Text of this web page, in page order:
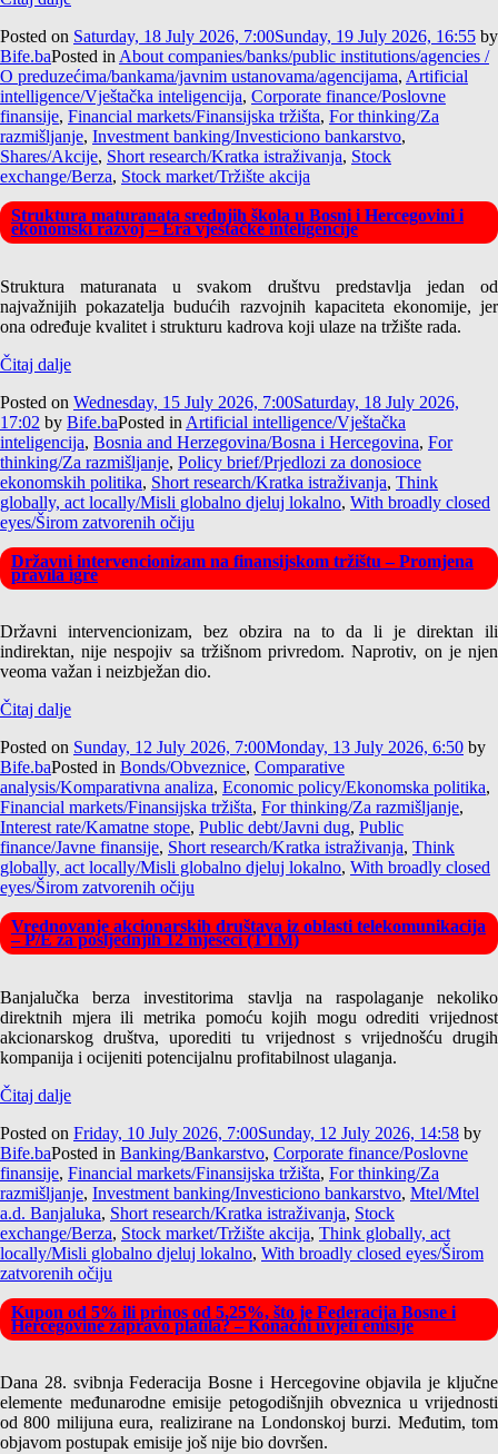
Posted on Saturday, 18 July 2026, 7:00Sunday, 19 July 2026, 16:55 by
Bife.baPosted in About companies/banks/public institutions/agencies /
O preduzećima/bankama/javnim ustanovama/agencijama, Artificial
intelligence/Vještačka inteligencija, Corporate finance/Poslovne
finansije, Financial markets/Finansijska tržišta, For thinking/Za
razmišljanje, Investment banking/Investiciono bankarstvo,
Shares/Akcije, Short research/Kratka istraživanja, Stock
exchange/Berza, Stock market/Tržište akcija
Struktura maturanata srednjih škola u Bosni i Hercegovini i
ekonomski razvoj – Era vještačke inteligencije
Struktura maturanata u svakom društvu predstavlja jedan od
najvažnijih pokazatelja budućih razvojnih kapaciteta ekonomije, jer
ona određuje kvalitet i strukturu kadrova koji ulaze na tržište rada.
Čitaj dalje
Posted on Wednesday, 15 July 2026, 7:00Saturday, 18 July 2026,
17:02 by Bife.baPosted in Artificial intelligence/Vještačka
inteligencija, Bosnia and Herzegovina/Bosna i Hercegovina, For
thinking/Za razmišljanje, Policy brief/Prjedlozi za donosioce
ekonomskih politika, Short research/Kratka istraživanja, Think
globally, act locally/Misli globalno djeluj lokalno, With broadly closed
eyes/Širom zatvorenih očiju
Državni intervencionizam na finansijskom tržištu – Promjena
pravila igre
Državni intervencionizam, bez obzira na to da li je direktan ili
indirektan, nije nespojiv sa tržišnom privredom. Naprotiv, on je njen
veoma važan i neizbježan dio.
Čitaj dalje
Posted on Sunday, 12 July 2026, 7:00Monday, 13 July 2026, 6:50 by
Bife.baPosted in Bonds/Obveznice, Comparative
analysis/Komparativna analiza, Economic policy/Ekonomska politika,
Financial markets/Finansijska tržišta, For thinking/Za razmišljanje,
Interest rate/Kamatne stope, Public debt/Javni dug, Public
finance/Javne finansije, Short research/Kratka istraživanja, Think
globally, act locally/Misli globalno djeluj lokalno, With broadly closed
eyes/Širom zatvorenih očiju
Vrednovanje akcionarskih društava iz oblasti telekomunikacija
– P/E za posljednjih 12 mjeseci (TTM)
Banjalučka berza investitorima stavlja na raspolaganje nekoliko
direktnih mjera ili metrika pomoću kojih mogu odrediti vrijednost
akcionarskog društva, uporediti tu vrijednost s vrijednošću drugih
kompanija i ocijeniti potencijalnu profitabilnost ulaganja.
Čitaj dalje
Posted on Friday, 10 July 2026, 7:00Sunday, 12 July 2026, 14:58 by
Bife.baPosted in Banking/Bankarstvo, Corporate finance/Poslovne
finansije, Financial markets/Finansijska tržišta, For thinking/Za
razmišljanje, Investment banking/Investiciono bankarstvo, Mtel/Mtel
a.d. Banjaluka, Short research/Kratka istraživanja, Stock
exchange/Berza, Stock market/Tržište akcija, Think globally, act
locally/Misli globalno djeluj lokalno, With broadly closed eyes/Širom
zatvorenih očiju
Kupon od 5% ili prinos od 5,25%, što je Federacija Bosne i
Hercegovine zapravo platila? – Konačni uvjeti emisije
Dana 28. svibnja Federacija Bosne i Hercegovine objavila je ključne
elemente međunarodne emisije petogodišnjih obveznica u vrijednosti
od 800 milijuna eura, realizirane na Londonskoj burzi. Međutim, tom
objavom postupak emisije još nije bio dovršen.